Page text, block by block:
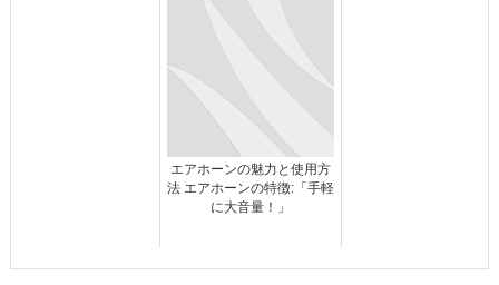
エアホーンの魅力と使用方
法 エアホーンの特徴:「手軽
に大音量！」